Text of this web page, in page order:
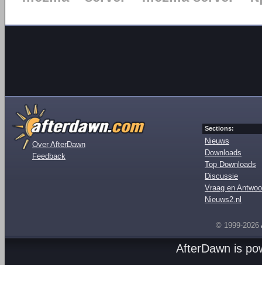
Over AfterDawn
Feedback
Sections:
Nieuws
Downloads
Top Downloads
Discussie
Vraag en
Nieuws2.nl
© 1999-2026
AfterDawn is